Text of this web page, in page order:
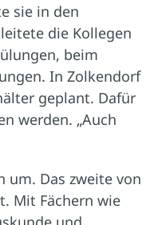
sie in den
die Kollegen
beim
In Zolkendorf
geplant. Dafür
werden. „Auch
um. Das zweite von
Mit Fächern wie